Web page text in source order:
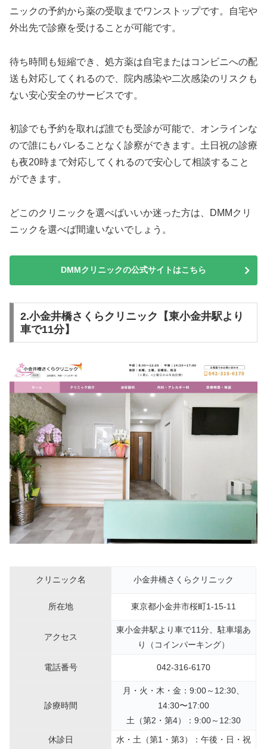
ニックの予約から薬の受取までワンストップです。自宅や
外出先で診療を受けることが可能です。
待ち時間も短縮でき、処方薬は自宅またはコンビニへの配
送も対応してくれるので、院内感染や二次感染のリスクも
ない安心安全のサービスです。
初診でも予約を取れば誰でも受診が可能で、オンラインな
ので誰にもバレることなく診察ができます。土日祝の診療
も夜20時まで対応してくれるので安心して相談すること
ができます。
どこのクリニックを選べばいいか迷った方は、DMMクリ
ニックを選べば間違いないでしょう。
DMMクリニックの公式サイトはこちら
2.小金井橋さくらクリニック【東小金井駅より
車で11分】
クリニック名 小金井橋さくらクリニック
所在地 東京都小金井市桜町1-15-11
アクセス
東小金井駅より車で11分、駐車場あ
り（コインパーキング）
電話番号 042-316-6170
診療時間
月・火・木・金：9:00～12:30、
14:30〜17:00
土（第2・第4）：9:00～12:30
休診日
水・土（第1・第3）：午後・日・祝